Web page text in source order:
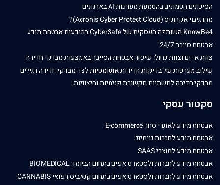
הסיכונים הטמונים בהטמעת מערכות AI בארגונים
מהו גיבוי אקרוניס (Acronis Cyber Protect Cloud)?
KnowBe4 השותפה העסקית של CyberSafe במודעות אבטחת מידע
אבטחת סייבר 24/7
צוות אדום וצוות כחול: שיפור אבטחת הסייבר באמצעות מבדקי חדירה
שילוב מערכות של בדיקות חדירות אוטומטיות לצד מבדקי חדירה רגילים
מבדקי חדירה לתשתיות תקשורת פנימיות וחיצוניות
סקטור עסקי
אבטחת מידע לאתרי סחר E-commerce
אבטחת מידע לחברות גיימינג
אבטחת מידע למוצרי SAAS
אבטחת מידע לחברות ולסטארט אפים בתחום הביומד BIOMEDICAL
אבטחת מידע לחברות ולסטארט אפים בתחום קנאביס רפואי CANNABIS